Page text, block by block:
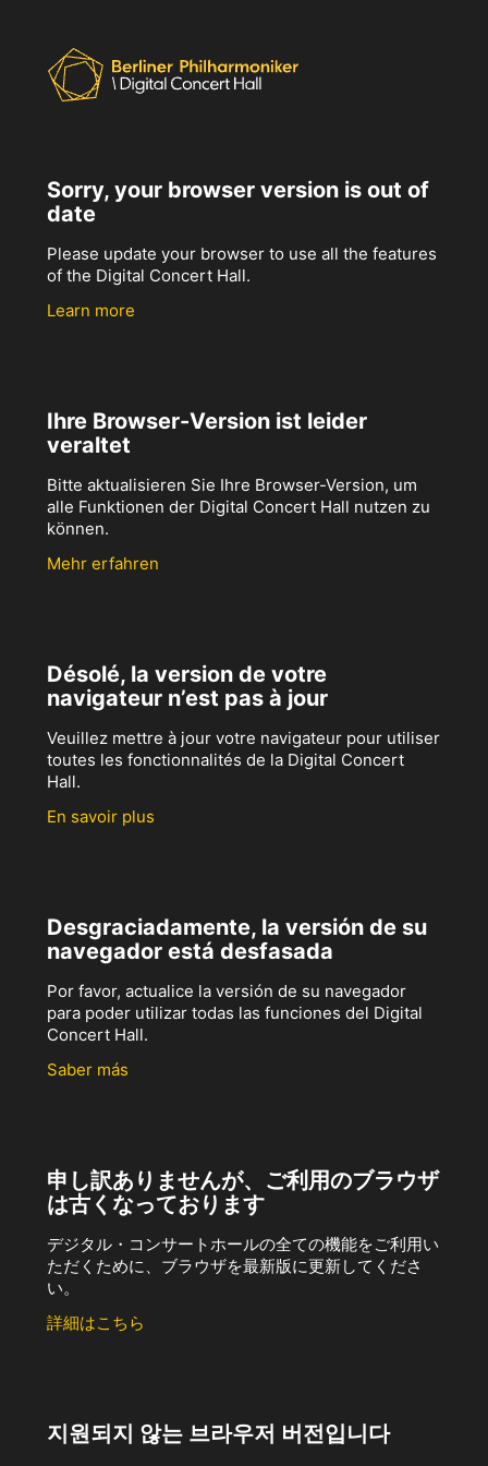
Sorry, your browser version is out of
date
Please update your browser to use all the features
of the Digital Concert Hall.
Learn more
Ihre Browser-Version ist leider
veraltet
Bitte aktualisieren Sie Ihre Browser-Version, um
alle Funktionen der Digital Concert Hall nutzen zu
können.
Mehr erfahren
Désolé, la version de votre
navigateur n’est pas à jour
Veuillez mettre à jour votre navigateur pour utiliser
toutes les fonctionnalités de la Digital Concert
Hall.
En savoir plus
Desgraciadamente, la versión de su
navegador está desfasada
Por favor, actualice la versión de su navegador
para poder utilizar todas las funciones del Digital
Concert Hall.
Saber más
申し訳ありませんが、ご利用のブラウザ
は古くなっております
デジタル・コンサートホールの全ての機能をご利用い
ただくために、ブラウザを最新版に更新してくださ
い。
詳細はこちら
지원되지 않는 브라우저 버전입니다